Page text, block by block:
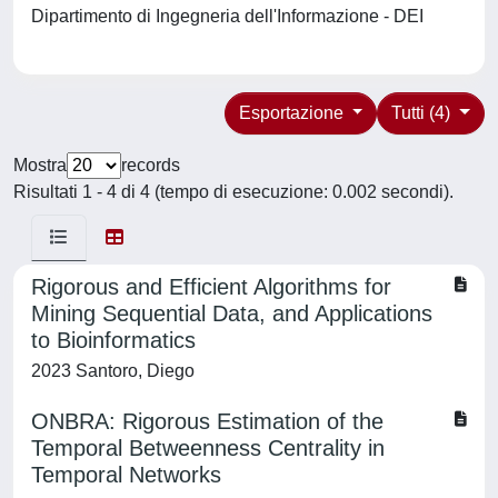
Dipartimento di Ingegneria dell'Informazione - DEI
Tutti (4)
Esportazione
Mostra
records
Risultati 1 - 4 di 4 (tempo di esecuzione: 0.002 secondi).
Rigorous and Efficient Algorithms for
Mining Sequential Data, and Applications
to Bioinformatics
2023 Santoro, Diego
ONBRA: Rigorous Estimation of the
Temporal Betweenness Centrality in
Temporal Networks